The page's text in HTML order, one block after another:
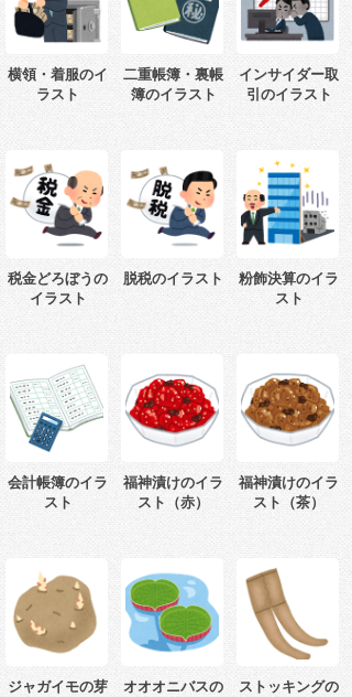
横領・着服のイ
ラスト
二重帳簿・裏帳
簿のイラスト
インサイダー取
引のイラスト
税金どろぼうの
イラスト
脱税のイラスト
粉飾決算のイラ
スト
会計帳簿のイラ
スト
福神漬けのイラ
スト（赤）
福神漬けのイラ
スト（茶）
ジャガイモの芽
オオオニバスの
ストッキングの